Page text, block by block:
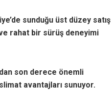
sunduğu üst düzey satış
rahat bir sürüş deneyimi
son derece önemli
avantajları sunuyor.